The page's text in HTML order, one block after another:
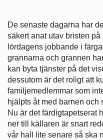
De senaste dagarna har
säkert anat utav bristen
lördagens jobbande i
grannarna och grannen
kan byta tjänster på det
dessutom är det roligt att
familjemedlemmar som
hjälpts åt med barnen och
Nu är det färdigtapetserat
ner till källaren är snart
vår hall lite senare så ska